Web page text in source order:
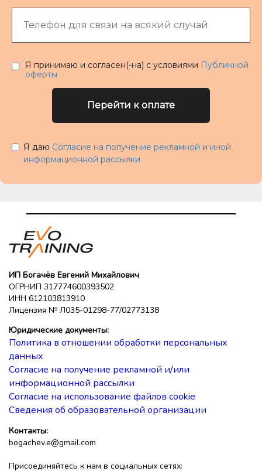
Я принимаю и согласен(-на) с условиями Публичной
оферты
Перейти к оплате
Я даю Согласие на получение рекламной и иной
информационной рассылки
ИП Богачёв Евгений Михайлович
ОГРНИП 317774600393502
ИНН 612103813910
Лицензия № Л035-01298-77/02773138
Юридические документы:
Политика в отношении обработки персональных
данных
Согласие на получение рекламной и/или
информационной рассылки
Согласие на использование файлов cookie
Сведения об образовательной организации
Контакты:
bogachev.e@gmail.com
Присоединяйтесь к нам в социальных сетях: